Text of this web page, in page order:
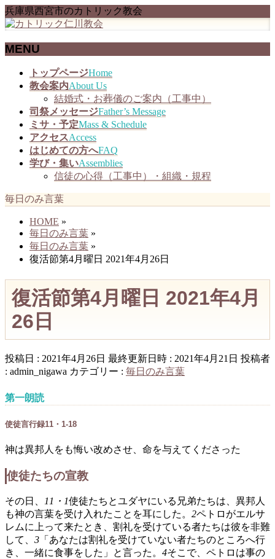
兵庫県西宮市のカトリック教会
MENU
トップページHome
教会案内About Us
結婚式・お葬儀のご案内（工事中）
司祭メッセージFather’s Message
ミサ・予定Mass & Schedule
アクセスAccess
はじめての方へFAQ
学び・集いAssemblies
信徒の心得（工事中）・組織・規程
毎日のみ言葉
HOME »
毎日のみ言葉 »
毎日のみ言葉 »
復活節第4月曜日 2021年4月26日
復活節第4月曜日 2021年4月
26日
投稿日 : 2021年4月26日 最終更新日時 : 2021年4月21日 投稿者
: admin_nigawa カテゴリー : 毎日のみ言葉
第一朗読
使徒言行録11・1-18
神は異邦人をも悔い改めさせ、命を与えてくださった
使徒たちの宣教
その日、 11・1使徒たちとユダヤにいる兄弟たちは、異邦人
も神の言葉を受け入れたことを耳にした。 2ペトロがエルサ
レムに上って来たとき、割礼を受けている者たちは彼を非難
して、 3 「あなたは割礼を受けていない者たちのところへ行
き、一緒に食事をした」と言った。 4そこで、ペトロは事の